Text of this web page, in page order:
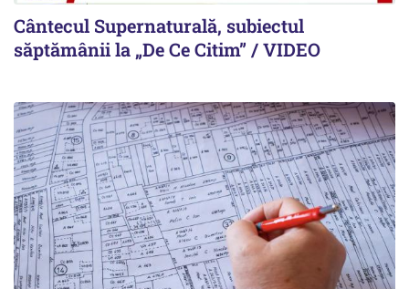
Cântecul Supernaturală, subiectul
săptămânii la „De Ce Citim” / VIDEO